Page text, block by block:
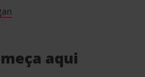
aqui